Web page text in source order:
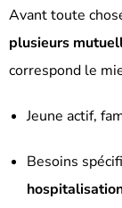
Avant toute
plusieurs
correspond le
Jeune actif,
Besoins